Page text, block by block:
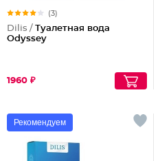
(3)
Dilis / Туалетная вода
Odyssey
1960 ₽
Рекомендуем